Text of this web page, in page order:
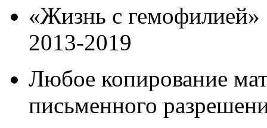
«Жизнь с гемофилией»
2013-2019
Любое копирование
письменного